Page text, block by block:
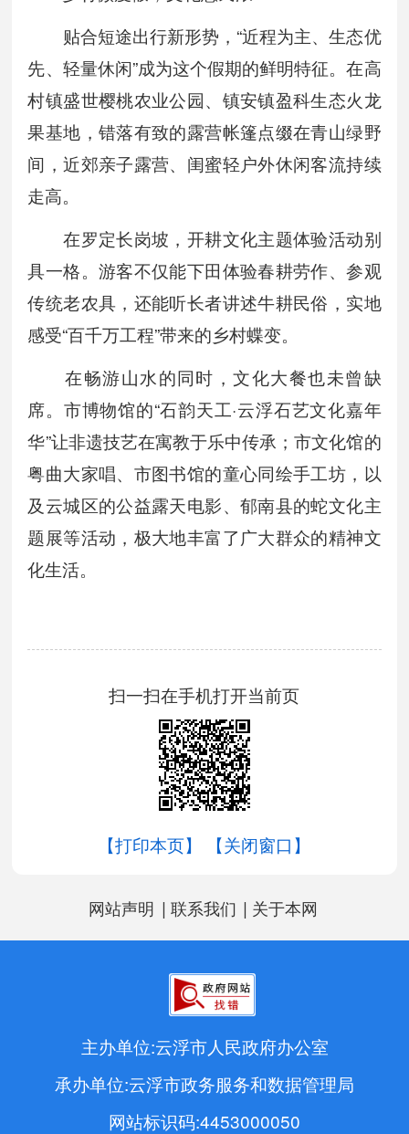
贴合短途出行新形势，“近程为主、生态优
先、轻量休闲”成为这个假期的鲜明特征。在高
村镇盛世樱桃农业公园、镇安镇盈科生态火龙
果基地，错落有致的露营帐篷点缀在青山绿野
间，近郊亲子露营、闺蜜轻户外休闲客流持续
走高。
在罗定长岗坡，开耕文化主题体验活动别
具一格。游客不仅能下田体验春耕劳作、参观
传统老农具，还能听长者讲述牛耕民俗，实地
感受“百千万工程”带来的乡村蝶变。
在畅游山水的同时，文化大餐也未曾缺
席。市博物馆的“石韵天工·云浮石艺文化嘉年
华”让非遗技艺在寓教于乐中传承；市文化馆的
粤曲大家唱、市图书馆的童心同绘手工坊，以
及云城区的公益露天电影、郁南县的蛇文化主
题展等活动，极大地丰富了广大群众的精神文
化生活。
扫一扫在手机打开当前页
【打印本页】 【关闭窗口】
网站声明 | 联系我们 | 关于本网
主办单位:云浮市人民政府办公室
承办单位:云浮市政务服务和数据管理局
网站标识码:4453000050